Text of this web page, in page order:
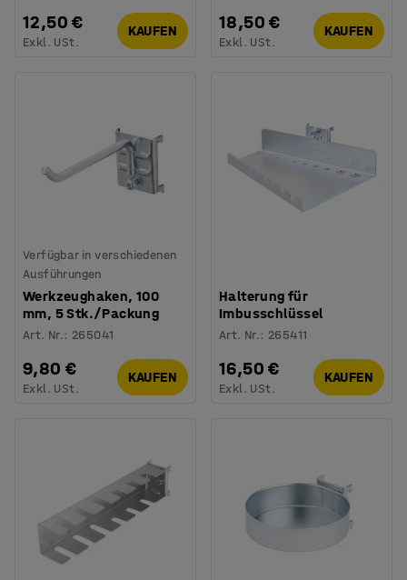
12,50 €
Exkl. USt.
KAUFEN 18,50 €
Exkl. USt.
KAUFEN
Verfügbar in verschiedenen
Ausführungen
Werkzeughaken, 100
mm, 5 Stk./Packung
Art. Nr.: 265041
9,80 €
Exkl. USt.
KAUFEN
Halterung für
Imbusschlüssel
Art. Nr.: 265411
16,50 €
Exkl. USt.
KAUFEN